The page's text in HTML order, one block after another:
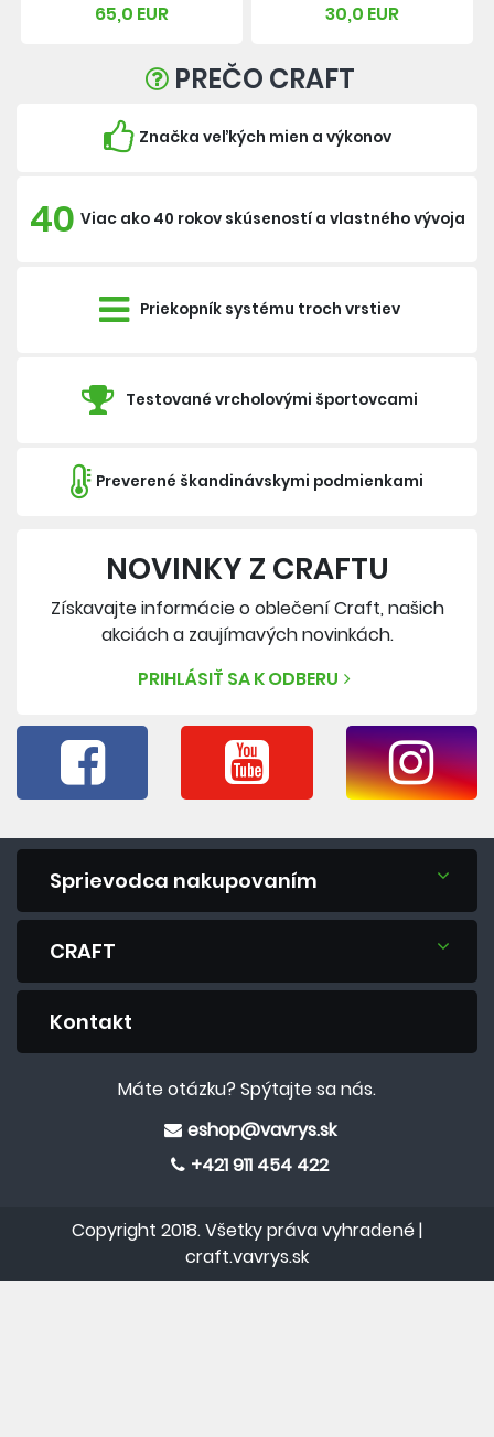
65,0 EUR 30,0 EUR
PREČO CRAFT
Značka veľkých mien a výkonov
40 Viac ako 40 rokov skúseností a vlastného vývoja
Priekopník systému troch vrstiev
Testované vrcholovými športovcami
Preverené škandinávskymi podmienkami
NOVINKY Z CRAFTU
Získavajte informácie o oblečení Craft, našich
akciách a zaujímavých novinkách.
PRIHLÁSIŤ SA K ODBERU
Sprievodca nakupovaním
CRAFT
Kontakt
Máte otázku? Spýtajte sa nás.
eshop@vavrys.sk
+421 911 454 422
Copyright 2018. Všetky práva vyhradené |
craft.vavrys.sk